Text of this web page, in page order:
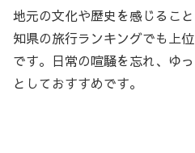
地元の文化や歴史を感じるこ
知県の旅行ランキングでも上
です。日常の喧騒を忘れ、ゆ
としておすすめです。